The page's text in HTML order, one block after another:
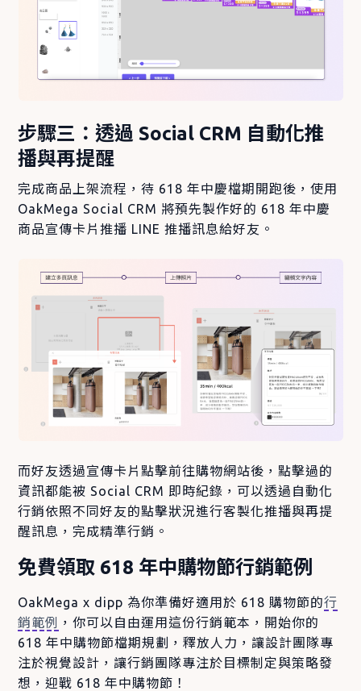
步驟三：透過 Social CRM 自動化推
播與再提醒
完成商品上架流程，待 618 年中慶檔期開跑後，使用
OakMega Social CRM 將預先製作好的 618 年中慶
商品宣傳卡片推播 LINE 推播訊息給好友。
而好友透過宣傳卡片點擊前往購物網站後，點擊過的
資訊都能被 Social CRM 即時紀錄，可以透過自動化
行銷依照不同好友的點擊狀況進行客製化推播與再提
醒訊息，完成精準行銷。
免費領取 618 年中購物節行銷範例
OakMega x dipp 為你準備好適用於 618 購物節的行
銷範例
，你可以自由運用這份行銷範本，開始你的
618 年中購物節檔期規劃，釋放人力，讓設計團隊專
注於視覺設計，讓行銷團隊專注於目標制定與策略發
想，迎戰 618 年中購物節！